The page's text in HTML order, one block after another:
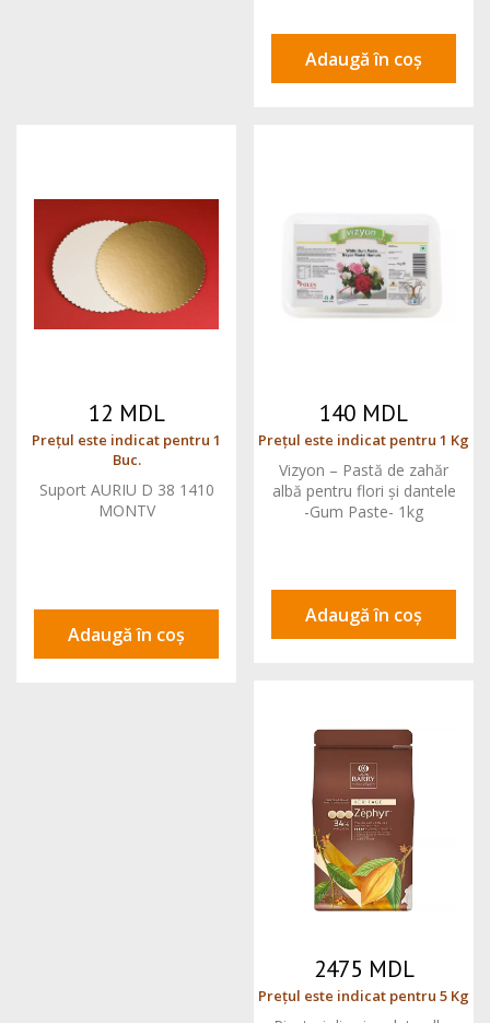
Adaugă în coș
12 MDL
Prețul este indicat pentru 1
Buc.
Suport AURIU D 38 1410
MONTV
Adaugă în coș
140 MDL
Prețul este indicat pentru 1 Kg
Vizyon – Pastă de zahăr
albă pentru flori și dantele
-Gum Paste- 1kg
Adaugă în coș
2475 MDL
Prețul este indicat pentru 5 Kg